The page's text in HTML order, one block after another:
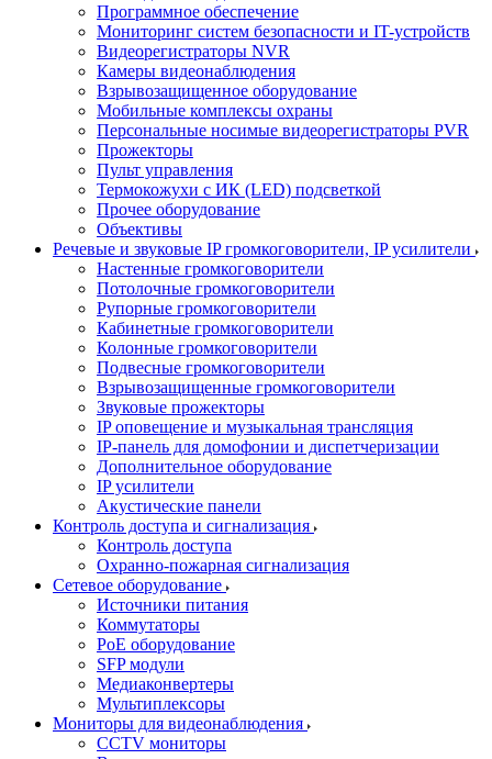
Программное обеспечение
Мониторинг систем безопасности и IT-устройств
Видеорегистраторы NVR
Камеры видеонаблюдения
Взрывозащищенное оборудование
Мобильные комплексы охраны
Персональные носимые видеорегистраторы PVR
Прожекторы
Пульт управления
Термокожухи с ИК (LED) подсветкой
Прочее оборудование
Объективы
Речевые и звуковые IP громкоговорители, IP усилители
Настенные громкоговорители
Потолочные громкоговорители
Рупорные громкоговорители
Кабинетные громкоговорители
Колонные громкоговорители
Подвесные громкоговорители
Взрывозащищенные громкоговорители
Звуковые прожекторы
IP оповещение и музыкальная трансляция
IP-панель для домофонии и диспетчеризации
Дополнительное оборудование
IP усилители
Акустические панели
Контроль доступа и сигнализация
Контроль доступа
Охранно-пожарная сигнализация
Сетевое оборудование
Источники питания
Коммутаторы
PoE оборудование
SFP модули
Медиаконвертеры
Мультиплексоры
Мониторы для видеонаблюдения
CCTV мониторы